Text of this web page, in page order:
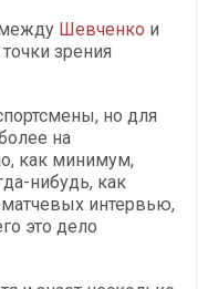
Шевченко и
зрения
но для
на
как минимум,
нибудь, как
интервью,
это дело